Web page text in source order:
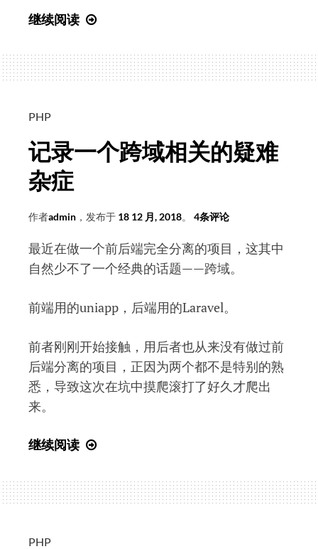
继续阅读
宝)RSA
密
工
一
坑
PHP
记录一个跨域相关的疑难
杂症
作者admin ，发布于 18 12 月, 2018。 4条评论
最近在做一个前后端完全分离的项目，这其中
自然少不了一个经典的话题——跨域。
前端用的uniapp，后端用的Laravel。
前者刚刚开始接触，用后者也从来没有做过前
后端分离的项目，正因为两个都不是特别的熟
悉，导致这次在坑中摸爬滚打了好久才爬出
来。
继续阅读
一
个
PHP